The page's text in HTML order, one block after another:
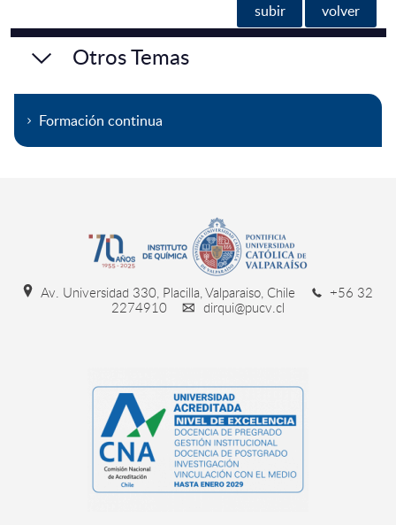
subir volver
Otros Temas
Formación continua
Av. Universidad 330, Placilla, Valparaiso, Chile
+56 32
2274910
dirqui@pucv.cl